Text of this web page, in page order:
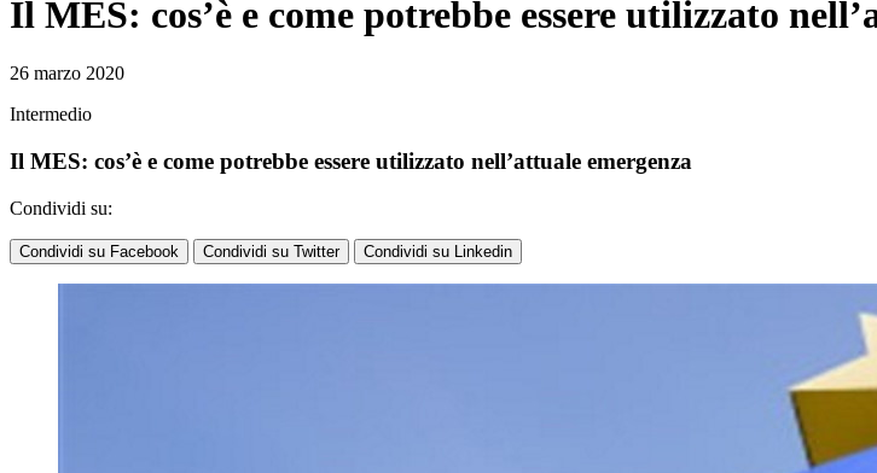
Il MES: cos’è e come potrebbe essere utilizzato
26 marzo 2020
Intermedio
Il MES: cos’è e come potrebbe essere utilizzato nell’attuale emergenza
Condividi su:
Condividi su Facebook Condividi su Twitter Condividi su Linkedin